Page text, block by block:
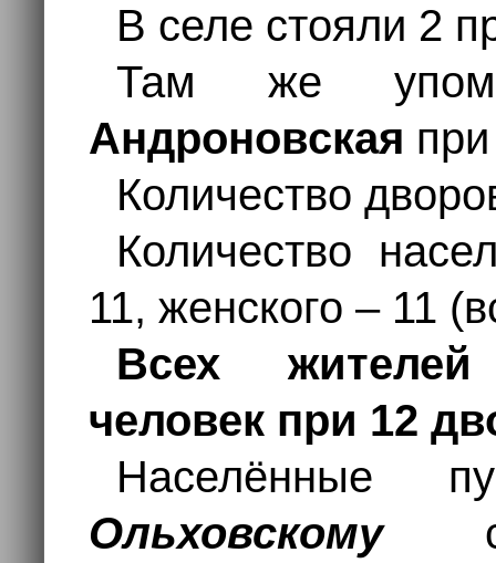
В селе стояли 2
Там же
Андроновская
Количество
Количество
11, женского – 11
Всех
человек при 12
Населённые
Ольховскому